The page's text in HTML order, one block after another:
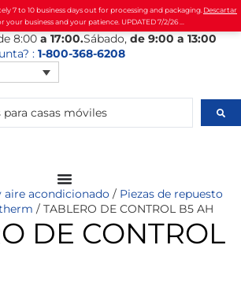
7 to 10 business days out for processing and packaging.
your business and your patience. UPDATED 7/2/26 ...
Descartar
8:00 a 17:00.Sábado, de 9:00 a 13:00
: 1-800-368-6208
aire acondicionado / Piezas de repuesto
/ TABLERO DE CONTROL B5 AH
DE CONTROL